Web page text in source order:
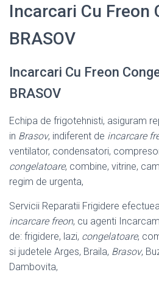
Incarcari Cu Freon
BRASOV
Incarcari Cu Freon
BRASOV
Echipa de frigotehnisti, asiguram
in Brasov, indiferent de incarcare
ventilator, condensatori,
congelatoare, combine, vitrine,
regim de urgenta,
Servicii Reparatii Frigidere
incarcare freon, cu agenti
de: frigidere, lazi, congelatoare,
si judetele Arges, Braila, Brasov,
Dambovita,